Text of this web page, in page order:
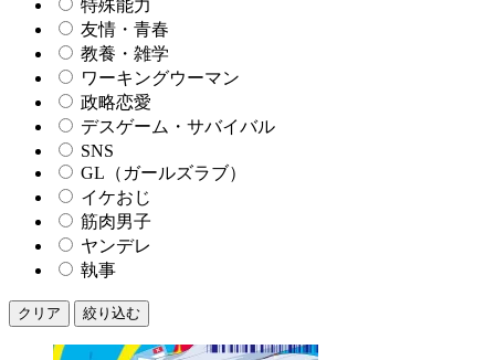
特殊能力
友情・青春
教養・雑学
ワーキングウーマン
政略恋愛
デスゲーム・サバイバル
SNS
GL（ガールズラブ）
イケおじ
筋肉男子
ヤンデレ
執事
クリア 絞り込む